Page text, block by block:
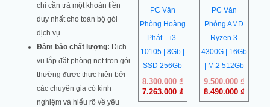
chỉ cần trả một khoản tiền
duy nhất cho toàn bộ gói
dịch vụ.
Đảm bảo chất lượng: Dịch
vụ lắp đặt phòng net trọn gói
thường được thực hiện bởi
các chuyên gia có kinh
nghiệm và hiểu rõ về yêu
PC Văn
Phòng Hoàng
Phát – i3-
10105 | 8Gb |
SSD 256Gb
8.300.000₫
7.263.000 ₫
PC Văn
Phòng AMD
Ryzen 3
4300G | 16Gb
| M.2 512Gb
9.500.000₫
8.490.000 ₫